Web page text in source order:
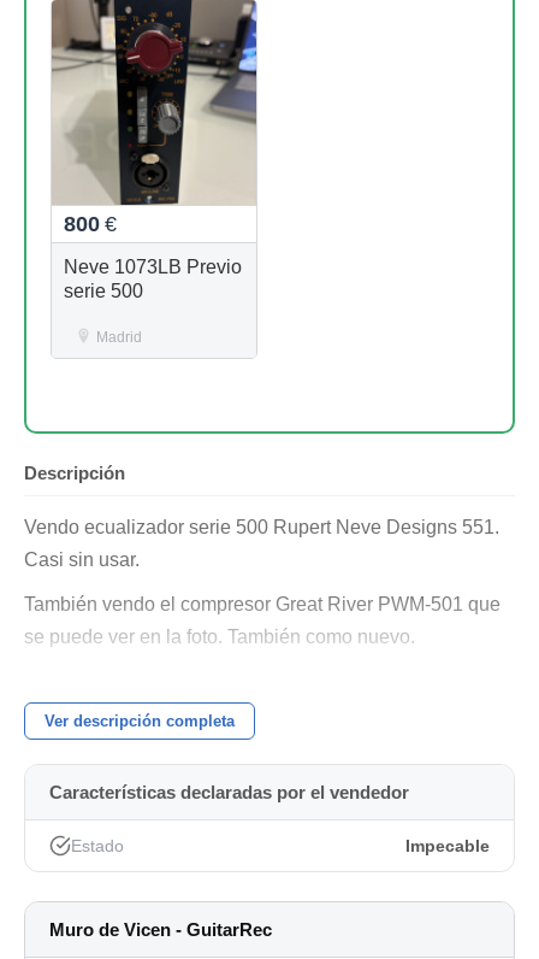
800 €
Neve 1073LB Previo
serie 500
Madrid
Descripción
Vendo ecualizador serie 500 Rupert Neve Designs 551.
Casi sin usar.
También vendo el compresor Great River PWM-501 que
se puede ver en la foto. También como nuevo.
Neve EQ 551: 750€
Great River PMW-501: 780€
Cualquier duda por privado. No me interesan cambios.
Ver descripción completa
Características declaradas por el vendedor
Estado Impecable
Muro de Vicen - GuitarRec